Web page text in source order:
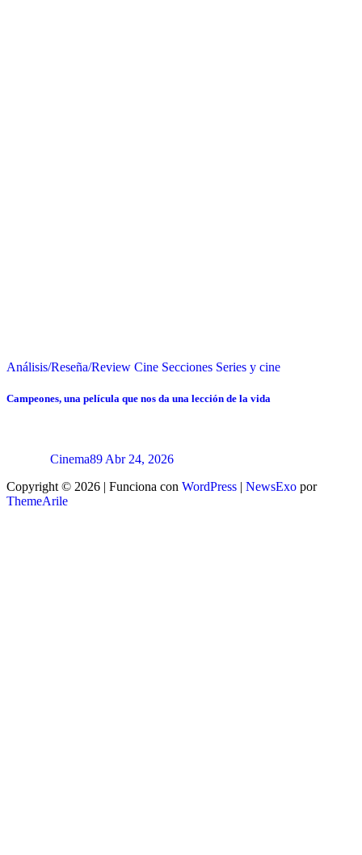
Análisis/Reseña/Review Cine Secciones Series y cine
Campeones, una película que nos da una lección de la vida
Cinema89 Abr 24, 2026
Copyright © 2026 | Funciona con WordPress | NewsExo por
ThemeArile